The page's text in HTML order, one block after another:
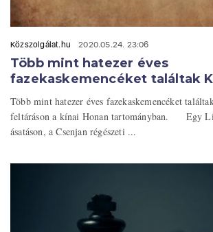
Közszolgálat.hu 2020.05.24. 23:06
Több mint hatezer éves
fazekaskemencéket találtak
Több mint hatezer éves fazekaskemencéket
feltáráson a kínai Honan tartományban. Egy
ásatáson, a Csenjan régészeti ...